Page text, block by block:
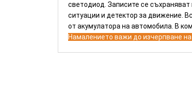
светодиод. Записите се
ситуации и детектор за движение.
от акумулатора на автомобила. В
Намалението важи до изчерпване